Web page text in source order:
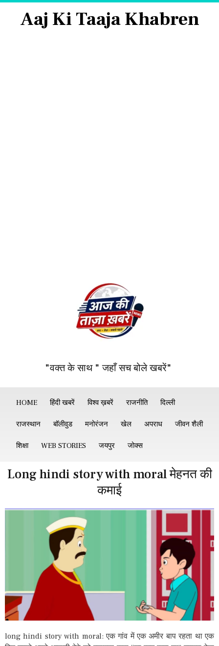
Aaj Ki Taaja Khabren
"वक्त के साथ " जहाँ सच बोले खबरें"
HOME हिंदी खबरें विश्व ख़बरें राजनीति दिल्ली
राजस्थान बॉलीवुड मनोरंजन खेल अपराध जीवन शैली
शिक्षा WEB STORIES जयपुर जोक्स
Long hindi story with moral मेहनत की
कमाई
long hindi story with moral: एक गांव में एक अमीर बाप रहता था एक